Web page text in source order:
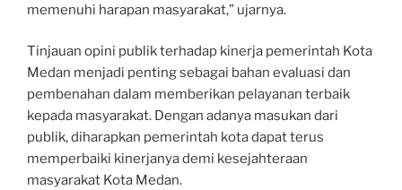
memenuhi harapan masyarakat,” ujarnya.
Tinjauan opini publik terhadap kinerja pemerintah Kota
Medan menjadi penting sebagai bahan evaluasi dan
pembenahan dalam memberikan pelayanan terbaik
kepada masyarakat. Dengan adanya masukan dari
publik, diharapkan pemerintah kota dapat terus
memperbaiki kinerjanya demi kesejahteraan
masyarakat Kota Medan.